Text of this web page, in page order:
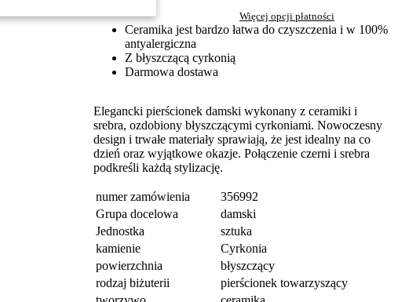
Więcej opcji płatności
Ceramika jest bardzo łatwa do czyszczenia i w 100%
antyalergiczna
Z błyszczącą cyrkonią
Darmowa dostawa
Elegancki pierścionek damski wykonany z ceramiki i
srebra, ozdobiony błyszczącymi cyrkoniami. Nowoczesny
design i trwałe materiały sprawiają, że jest idealny na co
dzień oraz wyjątkowe okazje. Połączenie czerni i srebra
podkreśli każdą stylizację.
numer zamówienia
356992
Grupa docelowa
damski
Jednostka
sztuka
kamienie
Cyrkonia
powierzchnia
błyszczący
rodzaj biżuterii
pierścionek towarzyszący